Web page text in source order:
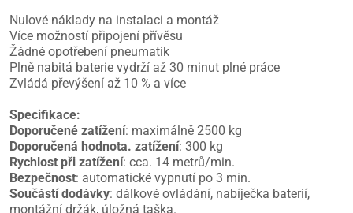
Nulové náklady na instalaci a montáž
Více možností připojení přívěsu
Žádné opotřebení pneumatik
Plně nabitá baterie vydrží až 30 minut plné práce
Zvládá převýšení až 10 % a více
Specifikace:
Doporučené zatížení: maximálně 2500 kg
Doporučená hodnota. zatížení: 300 kg
Rychlost při zatížení: cca. 14 metrů/min.
Bezpečnost: automatické vypnutí po 3 min.
Součástí dodávky: dálkové ovládání, nabíječka baterií,
montážní držák, úložná taška.